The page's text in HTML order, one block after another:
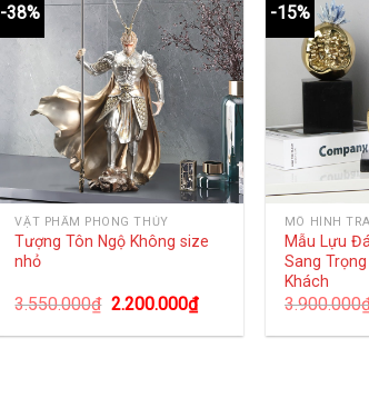
-38%
VẬT PHẨM PHONG THỦY
Tượng Tôn Ngộ Không size
nhỏ
3.550.000₫ 2.200.000₫
-15%
MÔ HÌNH
Mẫu Lựu
Sang
Khách
3.900.000